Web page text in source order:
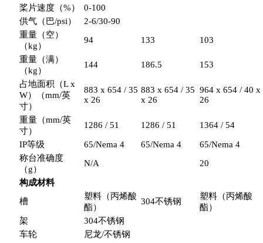
桨片速度（%）
0-100
供气（巴/psi）
2-6/30-90
重量（空）
（kg）
94 133 103
重量（满）
（kg）
144 186.5 153
占地面积（L x
W）（mm/英
寸）
883 x 654 / 35
x 26
883 x 654 / 35
x 26
964 x 654 / 40 x
26
重量（mm/英
寸）
1286 / 51 1286 / 51 1364 / 54
IP等级 65/Nema 4 65/Nema 4
65/Nema 4
称台准确度
（g）
N/A 20
构成材料
槽
塑料（丙烯酸
酯）
304不锈钢
塑料（丙烯酸
酯）
架
304不锈钢
车轮
尼龙/不锈钢